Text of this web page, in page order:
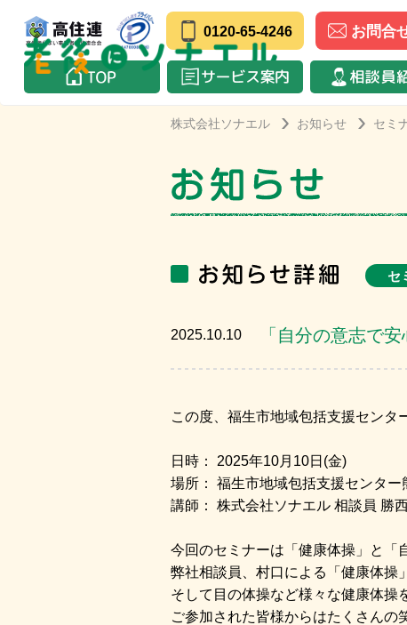
0120-65-4246 お問合
株式会社ソナエル お知らせ セミ
セ
2025.10.10 「自分の意志で
この度、福生市地域包括支援センタ
日時： 2025年10月10日(金)
場所： 福生市地域包括支援センター
講師： 株式会社ソナエル 相談員 勝
今回のセミナーは「健康体操」と「
弊社相談員、村口による「健康体操
そして目の体操など様々な健康体操
ご参加された皆様からはたくさんの